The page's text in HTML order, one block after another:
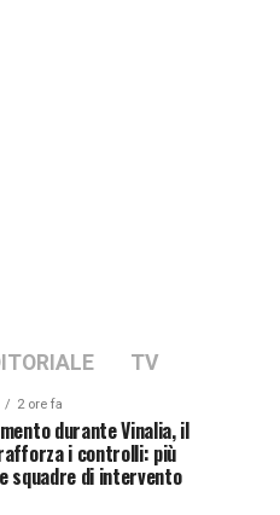
TV
2 ore fa
durante Vinalia, il
i controlli: più
squadre di intervento